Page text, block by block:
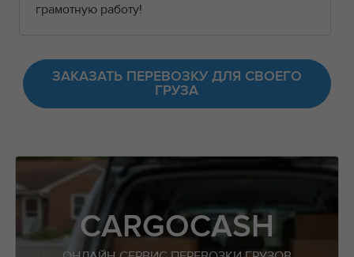
грамотную работу!
ЗАКАЗАТЬ ПЕРЕВОЗКУ ДЛЯ СВОЕГО
ГРУЗА
CARGOCASH